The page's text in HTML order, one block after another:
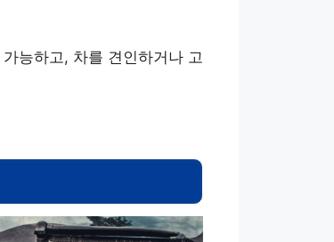
능하고, 차를 견인하거나 고